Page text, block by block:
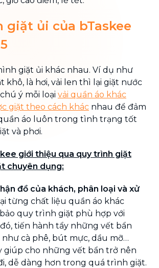
giặt ủi của bTaskee
giặt ủi khác nhau. Ví dụ như
khô, là hơi, vải len thì lại giặt nước
ý mỗi loại vải quần áo khác
giặt theo cách khác nhau để đảm
áo luôn trong tình trạng tốt
và phơi.
giới thiệu qua quy trình giặt
chuyên dụng:
đồ của khách, phân loại và xử
từng chất liệu quần áo khác
quy trình giặt phù hợp với
tiến hành tẩy những vết bẩn
cà phê, bút mực, dầu mỡ…
giúp cho những vết bẩn trở nên
dễ dàng hơn trong quá trình giặt.